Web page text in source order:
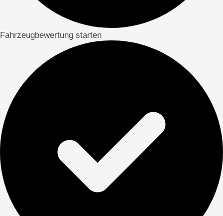
Fahrzeugbewertung starten